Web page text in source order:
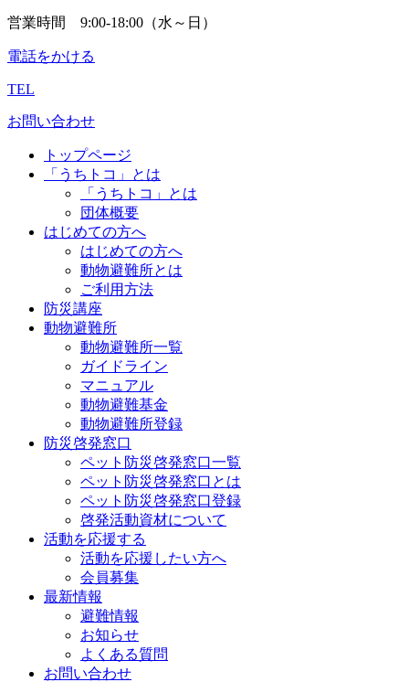
営業時間 9:00-18:00（水～日）
電話をかける
TEL
お問い合わせ
トップページ
「うちトコ」とは
「うちトコ」とは
団体概要
はじめての方へ
はじめての方へ
動物避難所とは
ご利用方法
防災講座
動物避難所
動物避難所一覧
ガイドライン
マニュアル
動物避難基金
動物避難所登録
防災啓発窓口
ペット防災啓発窓口一覧
ペット防災啓発窓口とは
ペット防災啓発窓口登録
啓発活動資材について
活動を応援する
活動を応援したい方へ
会員募集
最新情報
避難情報
お知らせ
よくある質問
お問い合わせ